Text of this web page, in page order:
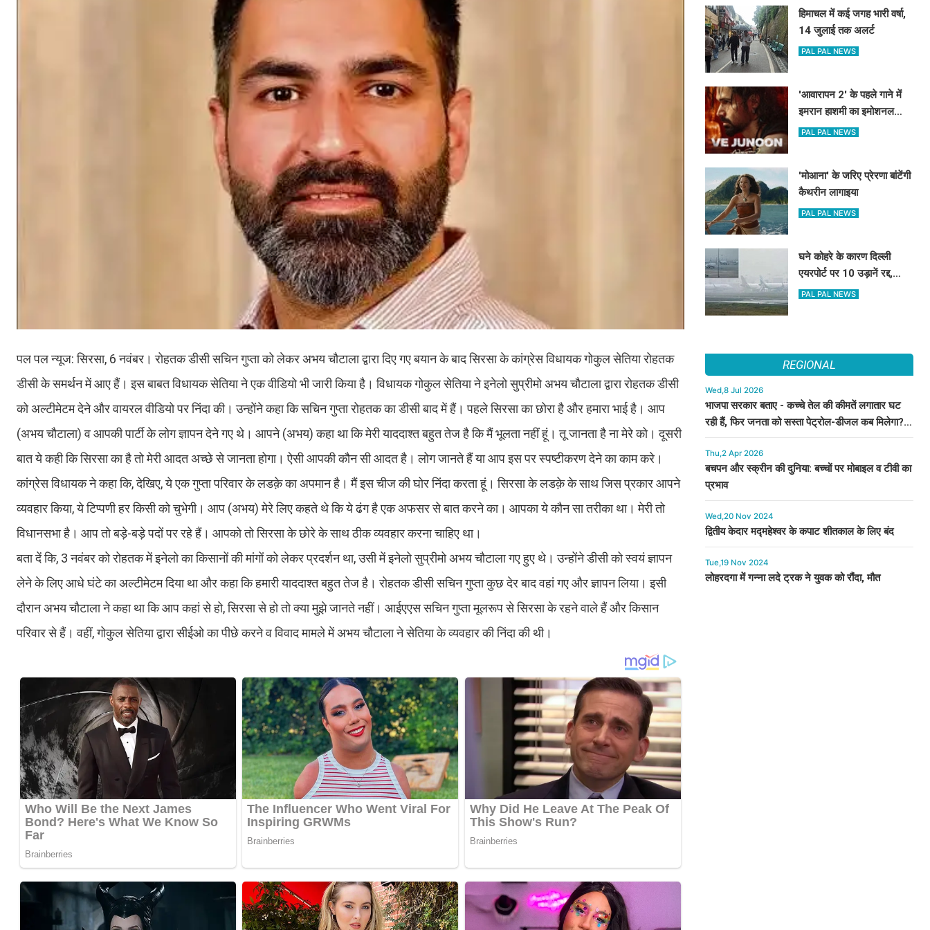
पल पल न्यूज: सिरसा, 6 नवंबर। रोहतक डीसी सचिन गुप्ता को लेकर अभय चौटाला द्वारा दिए गए बयान के बाद सिरसा के कांग्रेस विधायक गोकुल सेतिया रोहतक
डीसी के समर्थन में आए हैं। इस बाबत विधायक सेतिया ने एक वीडियो भी जारी किया है। विधायक गोकुल सेतिया ने इनेलो सुप्रीमो अभय चौटाला द्वारा रोहतक डीसी
को अल्टीमेटम देने और वायरल वीडियो पर निंदा की। उन्होंने कहा कि सचिन गुप्ता रोहतक का डीसी बाद में हैं। पहले सिरसा का छोरा है और हमारा भाई है। आप
(अभय चौटाला) व आपकी पार्टी के लोग ज्ञापन देने गए थे। आपने (अभय) कहा था कि मेरी याददाश्त बहुत तेज है कि मैं भूलता नहीं हूं। तू जानता है ना मेरे को। दूसरी
बात ये कही कि सिरसा का है तो मेरी आदत अच्छे से जानता होगा। ऐसी आपकी कौन सी आदत है। लोग जानते हैं या आप इस पर स्पष्टीकरण देने का काम करे।
कांग्रेस विधायक ने कहा कि, देखिए, ये एक गुप्ता परिवार के लडक़े का अपमान है। मैं इस चीज की घोर निंदा करता हूं। सिरसा के लडक़े के साथ जिस प्रकार आपने
व्यवहार किया, ये टिप्पणी हर किसी को चुभेगी। आप (अभय) मेरे लिए कहते थे कि ये ढंग है एक अफसर से बात करने का। आपका ये कौन सा तरीका था। मेरी तो
विधानसभा है। आप तो बड़े-बड़े पदों पर रहे हैं। आपको तो सिरसा के छोरे के साथ ठीक व्यवहार करना चाहिए था।
बता दें कि, 3 नवंबर को रोहतक में इनेलो का किसानों की मांगों को लेकर प्रदर्शन था, उसी में इनेलो सुप्रीमो अभय चौटाला गए हुए थे। उन्होंने डीसी को स्वयं ज्ञापन
लेने के लिए आधे घंटे का अल्टीमेटम दिया था और कहा कि हमारी याददाश्त बहुत तेज है। रोहतक डीसी सचिन गुप्ता कुछ देर बाद वहां गए और ज्ञापन लिया। इसी
दौरान अभय चौटाला ने कहा था कि आप कहां से हो, सिरसा से हो तो क्या मुझे जानते नहीं। आईएएस सचिन गुप्ता मूलरूप से सिरसा के रहने वाले हैं और किसान
परिवार से हैं। वहीं, गोकुल सेतिया द्वारा सीईओ का पीछे करने व विवाद मामले में अभय चौटाला ने सेतिया के व्यवहार की निंदा की थी।
हिमाचल में कई जगह भारी वर्षा,
14 जुलाई तक अलर्ट
PAL PAL NEWS
'आवारापन 2' के पहले गाने में
इमरान हाशमी का इमोशनल
अवतार
PAL PAL NEWS
'मोआना' के जरिए प्रेरणा बांटेंगी
कैथरीन लागाइया
PAL PAL NEWS
घने कोहरे के कारण दिल्ली
एयरपोर्ट पर 10 उड़ानें रद्द,
270 से अधिक में देरी
PAL PAL NEWS
REGIONAL
Wed,8 Jul 2026
भाजपा सरकार बताए - कच्चे तेल की कीमतें लगातार घट
रही हैं, फिर जनता को सस्ता पेट्रोल-डीजल कब मिलेगा? :
कुमारी सैलजा
Thu,2 Apr 2026
बचपन और स्क्रीन की दुनिया: बच्चों पर मोबाइल व टीवी का
प्रभाव
Wed,20 Nov 2024
द्वितीय केदार मद्महेश्वर के कपाट शीतकाल के लिए बंद
Tue,19 Nov 2024
लोहरदगा में गन्ना लदे ट्रक ने युवक को रौंदा, मौत